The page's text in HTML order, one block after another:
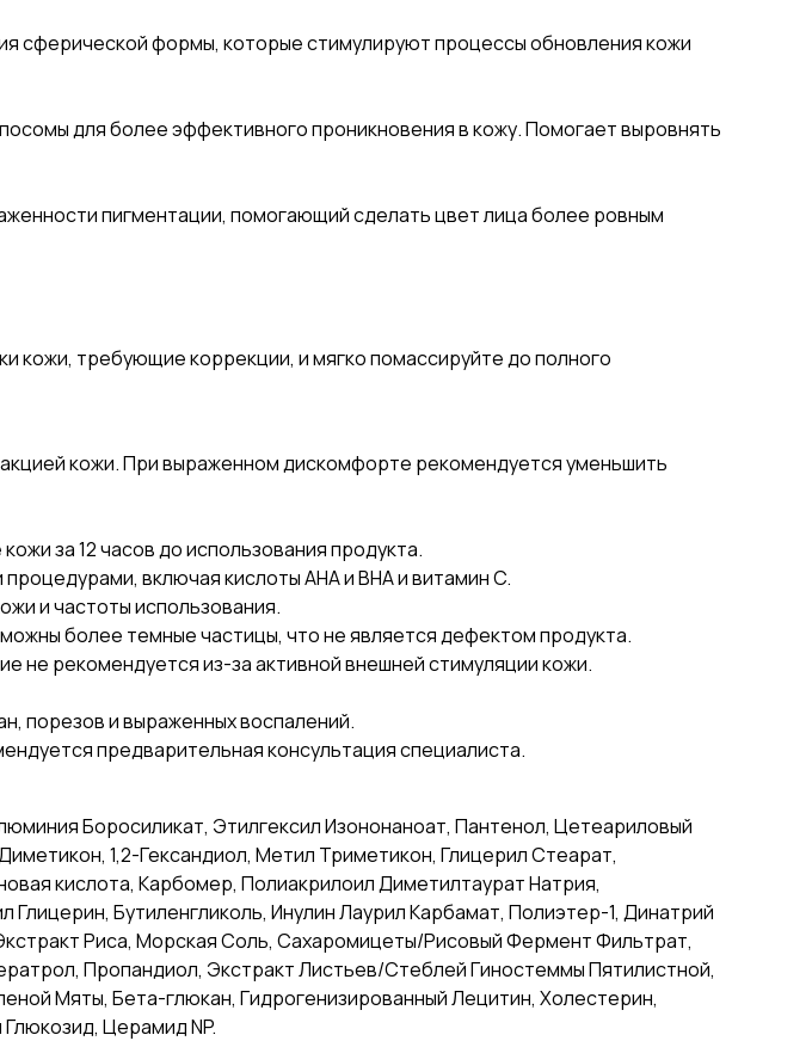
сферической формы, которые стимулируют процессы обновления кожи
для более эффективного проникновения в кожу. Помогает выровнять
пигментации, помогающий сделать цвет лица более ровным
кожи, требующие коррекции, и мягко помассируйте до полного
кожи. При выраженном дискомфорте рекомендуется уменьшить
за 12 часов до использования продукта.
включая кислоты AHA и BHA и витамин C.
и частоты использования.
более темные частицы, что не является дефектом продукта.
не рекомендуется из-за активной внешней стимуляции кожи.
порезов и выраженных воспалений.
предварительная консультация специалиста.
Боросиликат, Этилгексил Изононаноат, Пантенол, Цетеариловый
1,2-Гександиол, Метил Триметикон, Глицерил Стеарат,
кислота, Карбомер, Полиакрилоил Диметилтаурат Натрия,
Бутиленгликоль, Инулин Лаурил Карбамат, Полиэтер-1, Динатрий
Риса, Морская Соль, Сахаромицеты/Рисовый Фермент Фильтрат,
Пропандиол, Экстракт Листьев/Стеблей Гиностеммы Пятилистной,
Мяты, Бета-глюкан, Гидрогенизированный Лецитин, Холестерин,
Церамид NP.